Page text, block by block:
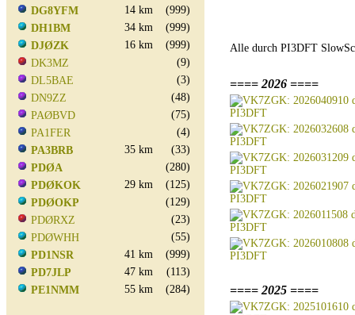
DG8YFM
14 km
(999)
DH1BM
34 km
(999)
DJØZK
16 km
(999)
DK3MZ
(9)
DL5BAE
(3)
DN9ZZ
(48)
PAØBVD
(75)
PA1FER
(4)
PA3BRB
35 km
(33)
PDØA
(280)
PDØKOK
29 km
(125)
PDØOKP
(129)
PDØRXZ
(23)
PDØWHH
(55)
PD1NSR
41 km
(999)
PD7JLP
47 km
(113)
PE1NMM
55 km (284)
Alle durch PI3DFT
==== 2026 ====
==== 2025 ====